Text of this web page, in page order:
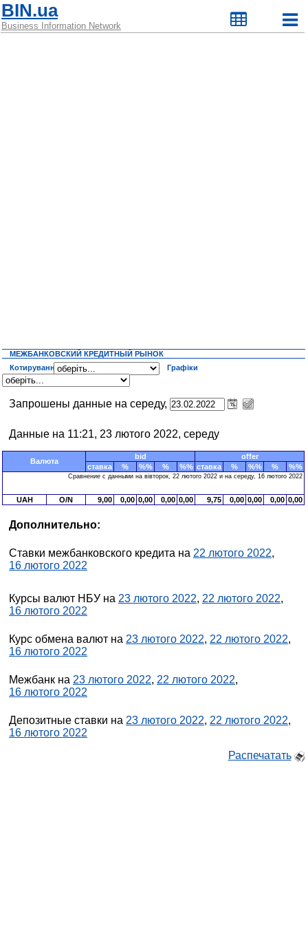
BIN.ua
Business Information Network
МЕЖБАНКОВСКИЙ КРЕДИТНЫЙ РЫНОК
Котирування
Графіки
Запрошены данные на середу,
Данные на 11:21, 23 лютого 2022, середу
Валюта
bid
offer
ставка
% %% % %% ставка % %% % %%
Сравнение с данными на вівторок, 22 лютого 2022 и на середу, 16 лютого 2022
UAH O/N 9,00 0,00 0,00 0,00 0,00 9,75 0,00 0,00 0,00 0,00
Дополнительно:
Ставки межбанковского кредита на 22 лютого 2022,
16 лютого 2022
Курсы валют НБУ на 23 лютого 2022, 22 лютого 2022,
16 лютого 2022
Курс обмена валют на 23 лютого 2022, 22 лютого 2022,
16 лютого 2022
Межбанк на 23 лютого 2022, 22 лютого 2022,
16 лютого 2022
Депозитные ставки на 23 лютого 2022, 22 лютого 2022,
16 лютого 2022
Распечатать